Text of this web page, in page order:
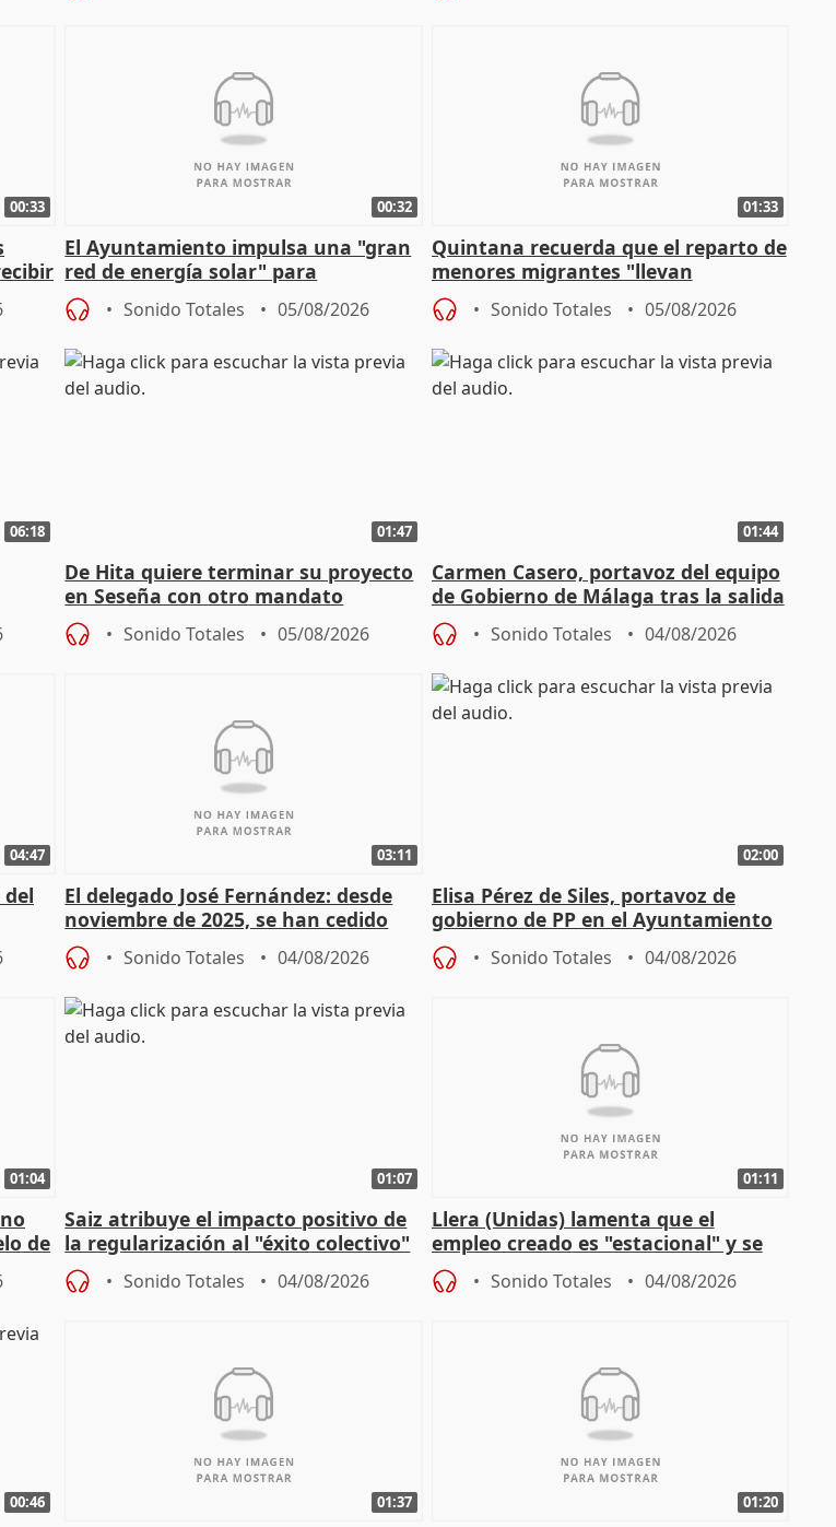
00:33 00:32
El Ayuntamiento impulsa una "gran
red de energía solar" para
autoconsumo
Sonido Totales 05/08/2026
01:33
Quintana recuerda que el reparto de
menores migrantes "llevan
aportación del Gobierno" central
Sonido Totales 05/08/2026
06:18 01:47
De Hita quiere terminar su proyecto
en Seseña con otro mandato
Sonido Totales 05/08/2026
01:44
Carmen Casero, portavoz del equipo
de Gobierno de Málaga tras la salida
de Pérez de Siles
Sonido Totales 04/08/2026
04:47
del
03:11
El delegado José Fernández: desde
noviembre de 2025, se han cedido
9.810 ayudas por nacimiento
Sonido Totales 04/08/2026
02:00
Elisa Pérez de Siles, portavoz de
gobierno de PP en el Ayuntamiento
de Málaga, deja la política
Sonido Totales 04/08/2026
01:04
de
01:07
Saiz atribuye el impacto positivo de
la regularización al "éxito colectivo"
del Gobierno
Sonido Totales 04/08/2026
01:11
Llera (Unidas) lamenta que el
empleo creado es "estacional" y se
"esfumará" al acabar el verano
Sonido Totales 04/08/2026
00:46 01:37 01:20